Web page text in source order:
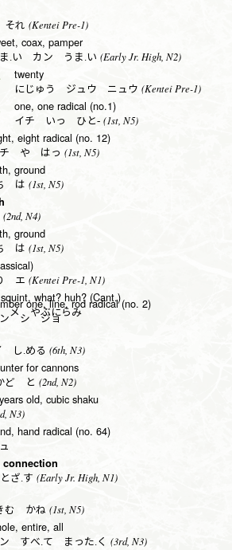
れ (Kentei Pre-1)
coax, pamper
.い カン うま.い (Early Jr. High, N2)
twenty
にじゅう ジュウ ニュウ (Kentei Pre-1)
one, one radical (no.1)
イチ いっ ひと- (1st, N5)
eight radical (no. 12)
チ や はっ (1st, N5)
ground
は (1st, N5)
(2nd, N4)
ground
は (1st, N5)
エ (Kentei Pre-1, N1)
what? huh? (Cant.)
メ やぶにらみ
one, line, rod radical (no. 2)
ン シ ジョ
し.める (6th, N3)
for cannons
ど と (2nd, N2)
old, cubic shaku
N3)
hand radical (no. 64)
ざ.す (Early Jr. High, N1)
む かね (1st, N5)
entire, all
すべ.て まった.く (3rd, N3)